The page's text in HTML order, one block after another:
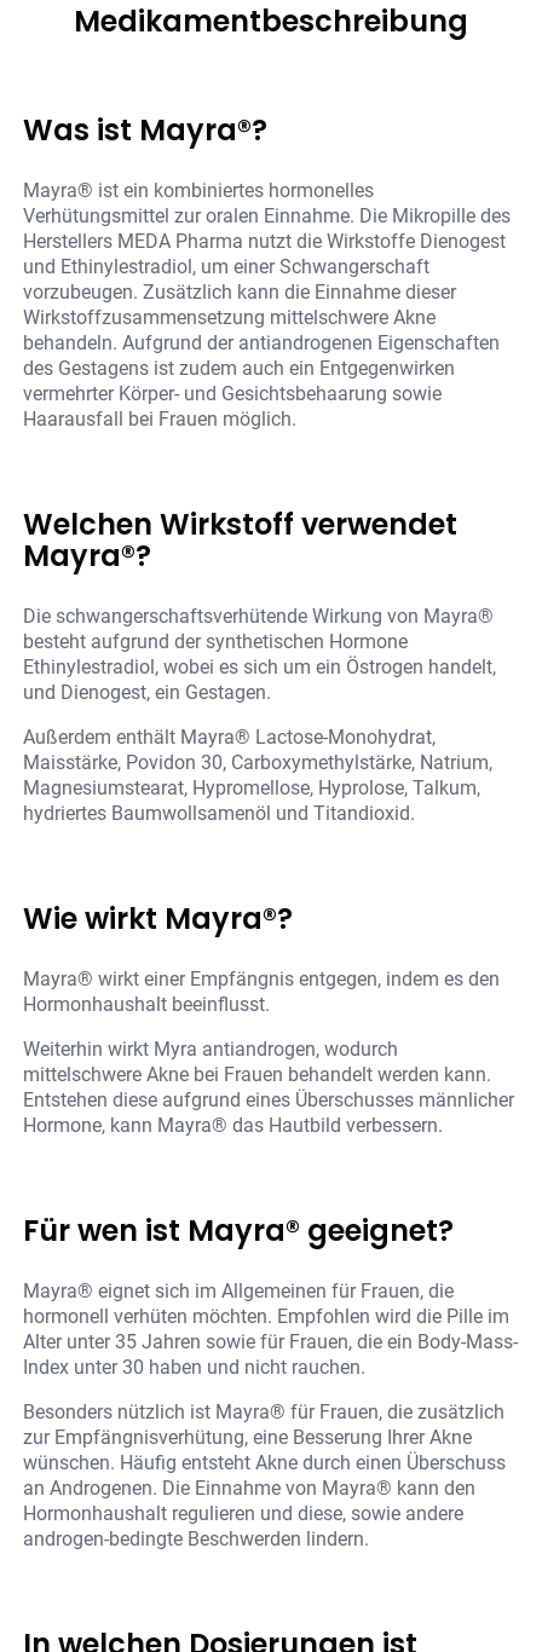
Medikamentbeschreibung
Was ist Mayra®?
Mayra® ist ein kombiniertes hormonelles
Verhütungsmittel zur oralen Einnahme. Die Mikropille des
Herstellers MEDA Pharma nutzt die Wirkstoffe Dienogest
und Ethinylestradiol, um einer Schwangerschaft
vorzubeugen. Zusätzlich kann die Einnahme dieser
Wirkstoffzusammensetzung mittelschwere Akne
behandeln. Aufgrund der antiandrogenen Eigenschaften
des Gestagens ist zudem auch ein Entgegenwirken
vermehrter Körper- und Gesichtsbehaarung sowie
Haarausfall bei Frauen möglich.
Welchen Wirkstoff verwendet
Mayra®?
Die schwangerschaftsverhütende Wirkung von Mayra®
besteht aufgrund der synthetischen Hormone
Ethinylestradiol, wobei es sich um ein Östrogen handelt,
und Dienogest, ein Gestagen.
Außerdem enthält Mayra® Lactose-Monohydrat,
Maisstärke, Povidon 30, Carboxymethylstärke, Natrium,
Magnesiumstearat, Hypromellose, Hyprolose, Talkum,
hydriertes Baumwollsamenöl und Titandioxid.
Wie wirkt Mayra®?
Mayra® wirkt einer Empfängnis entgegen, indem es den
Hormonhaushalt beeinflusst.
Weiterhin wirkt Myra antiandrogen, wodurch
mittelschwere Akne bei Frauen behandelt werden kann.
Entstehen diese aufgrund eines Überschusses männlicher
Hormone, kann Mayra® das Hautbild verbessern.
Für wen ist Mayra® geeignet?
Mayra® eignet sich im Allgemeinen für Frauen, die
hormonell verhüten möchten. Empfohlen wird die Pille im
Alter unter 35 Jahren sowie für Frauen, die ein Body-Mass-
Index unter 30 haben und nicht rauchen.
Besonders nützlich ist Mayra® für Frauen, die zusätzlich
zur Empfängnisverhütung, eine Besserung Ihrer Akne
wünschen. Häufig entsteht Akne durch einen Überschuss
an Androgenen. Die Einnahme von Mayra® kann den
Hormonhaushalt regulieren und diese, sowie andere
androgen-bedingte Beschwerden lindern.